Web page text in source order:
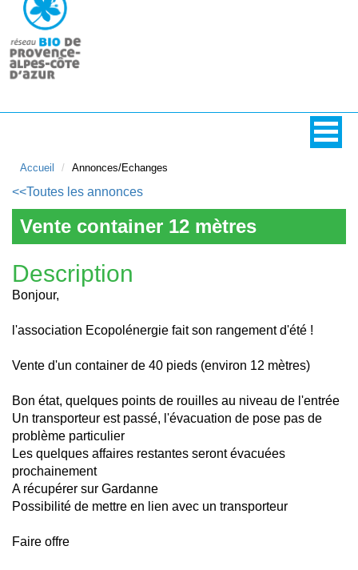
Accueil Annonces/Echanges
<<Toutes les annonces
Vente container 12 mètres
Description
Bonjour,
l'association Ecopolénergie fait son rangement d'été !
Vente d'un container de 40 pieds (environ 12 mètres)
Bon état, quelques points de rouilles au niveau de l'entrée
Un transporteur est passé, l'évacuation de pose pas de
problème particulier
Les quelques affaires restantes seront évacuées
prochainement
A récupérer sur Gardanne
Possibilité de mettre en lien avec un transporteur
Faire offre